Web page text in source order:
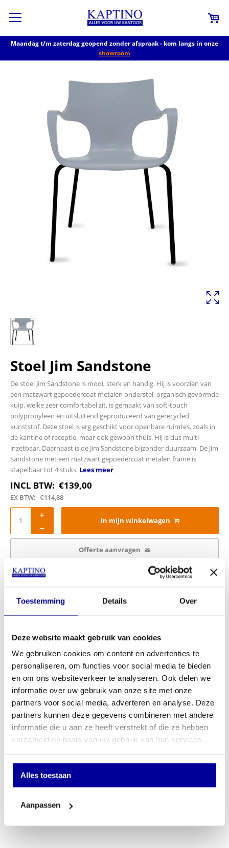
Toestemming Details Over
Deze website maakt gebruik van cookies
We gebruiken cookies om content en advertenties te
personaliseren, om functies voor social media te bieden
en om ons websiteverkeer te analyseren. Ook delen we
informatie over uw gebruik van onze site met onze
partners voor social media, adverteren en analyse. Deze
partners kunnen deze gegevens combineren met andere
informatie die u aan ze heeft verstrekt of die ze hebben
verzameld op basis van uw gebruik van hun services.
Alles toestaan
Aanpassen
Maandag t/m zaterdag geopend zonder afspraak - kom langs in onze
showroom
Stoel Jim Sandstone
De stoel Jim Sandstone is mooi, sterk en handig. Hij is voorzien van
een matzwart gepoedercoat metalen onderstel, organisch gevormde
kuip, welke zeer comfortabel zit, is gemaakt van soft-touch
polypropyleen en uitsluitend geproduceerd van gerecycled
kunststof. Deze stoel is erg geschikt voor openbare ruimtes, zoals in
de kantine of receptie, maar ook gewoon thuis. Hij is dus multi-
inzetbaar. Daarnaast is de Jim Sandstone bijzonder duurzaam. De Jim
Sandstone met een matzwart gepoedercoat metalen frame is
stapelbaar tot 4 stuks. Lees meer
INCL BTW: €139,00
EX BTW: €114,88
In mijn winkelwagen
Offerte aanvragen
Productinformatie
Gewicht
Breedte
60 cm
Hoogte
80 cm
Zithoogte
46 cm
Armlegger hoogte
69 cm
Specificaties
Merk Sit-On
Normering